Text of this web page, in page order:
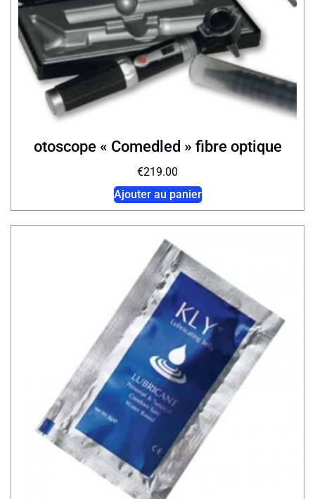
otoscope « Comedled » fibre optique
€219.00
Ajouter au panier